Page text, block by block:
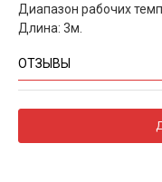
Диапазон рабочих
Длина: 3м.
ОТЗЫВЫ